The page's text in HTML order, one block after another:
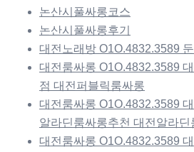
논산시풀싸롱코스
논산시풀싸롱후기
대전노래방 O1O.4832.3589
대전룸싸롱 O1O.4832.3589
점 대전퍼블릭룸싸롱
대전룸싸롱 O1O.4832.3589
알라딘룸싸롱추천 대전알라딘
대전룸싸롱 O1O.4832.3589